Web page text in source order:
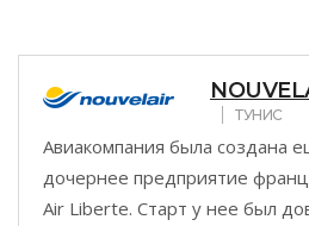
ТУНИС
Авиакомпания была создана
дочернее предприятие
Air Liberte. Старт у нее был